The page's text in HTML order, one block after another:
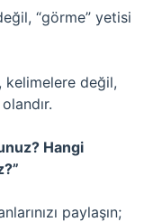
“görme” yetisi
değil,
Hangi
paylaşın;